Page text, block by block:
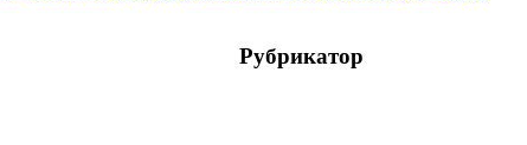
Рубрикатор